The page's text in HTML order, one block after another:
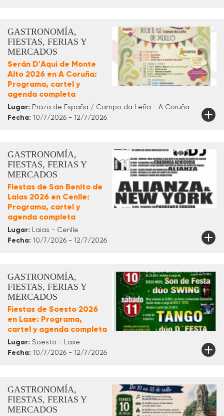
GASTRONOMÍA,
FIESTAS, FERIAS Y
MERCADOS
Serán D'Aqui de Monte
Alto 2026 en A Coruña:
Programa, cartel y
agenda completa
Lugar: Praza de España / Campo da Leña - A Coruña
Fecha: 10/7/2026 - 12/7/2026
GASTRONOMÍA,
FIESTAS, FERIAS Y
MERCADOS
Fiestas de San Benito de
Laias 2026 en Cenlle:
Programa, cartel y
agenda completa
Lugar: Laias - Cenlle
Fecha: 10/7/2026 - 12/7/2026
GASTRONOMÍA,
FIESTAS, FERIAS Y
MERCADOS
Fiestas de Soesto 2026
en Laxe: Programa,
cartel y agenda completa
Lugar: Soesto - Laxe
Fecha: 10/7/2026 - 12/7/2026
GASTRONOMÍA,
FIESTAS, FERIAS Y
MERCADOS